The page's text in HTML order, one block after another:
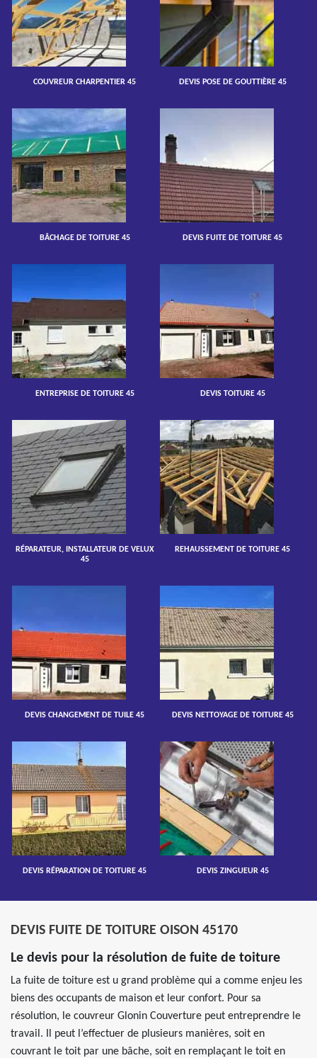
COUVREUR CHARPENTIER 45 DEVIS POSE DE GOUTTIÈRE 45
BÂCHAGE DE TOITURE 45 DEVIS FUITE DE TOITURE 45
ENTREPRISE DE TOITURE 45 DEVIS TOITURE 45
RÉPARATEUR, INSTALLATEUR DE VELUX
45
REHAUSSEMENT DE TOITURE 45
DEVIS CHANGEMENT DE TUILE 45 DEVIS NETTOYAGE DE TOITURE 45
DEVIS RÉPARATION DE TOITURE 45 DEVIS ZINGUEUR 45
DEVIS FUITE DE TOITURE OISON 45170
Le devis pour la résolution de fuite de toiture
La fuite de toiture est u grand problème qui a comme enjeu les
biens des occupants de maison et leur confort. Pour sa
résolution, le couvreur Glonin Couverture peut entreprendre le
travail. Il peut l’effectuer de plusieurs manières, soit en
couvrant le toit par une bâche, soit en remplaçant le toit en